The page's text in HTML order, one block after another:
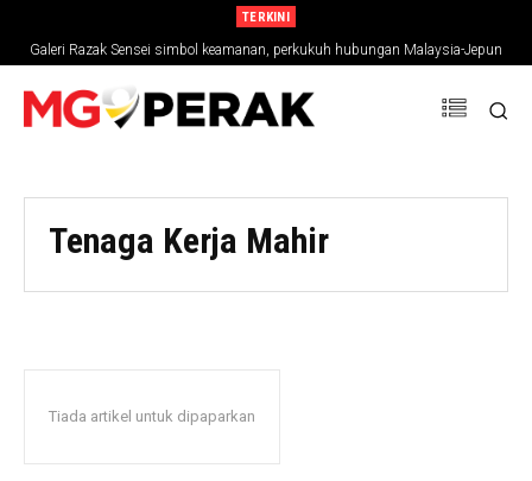
TERKINI
Galeri Razak Sensei simbol keamanan, perkukuh hubungan Malaysia-Jepun
4 individu ditahan dalam Ops Kontraban Mega sekitar Gerik, Pengkalan Hulu
Tenaga Kerja Mahir
Tiada artikel untuk dipaparkan